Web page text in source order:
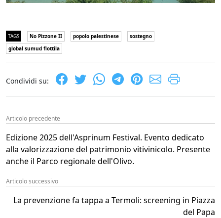
TAGS No Pizzone II popolo palestinese
sostegno
global sumud flottila
Condividi su:
Articolo precedente
Edizione 2025 dell'Asprinum Festival. Evento dedicato
alla valorizzazione del patrimonio vitivinicolo. Presente
anche il Parco regionale dell'Olivo.
Articolo successivo
La prevenzione fa tappa a Termoli: screening in Piazza
del Papa